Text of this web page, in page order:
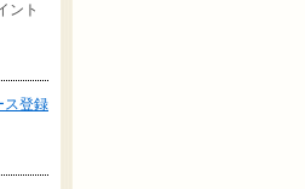
ント
登録